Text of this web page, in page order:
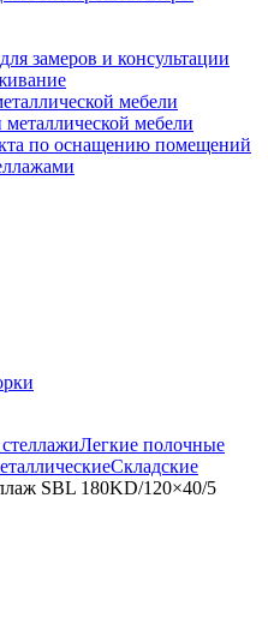
замеров и консультации
мебели
мебели
по оснащению помещений
Легкие полочные
Складские
SBL 180KD/120×40/5